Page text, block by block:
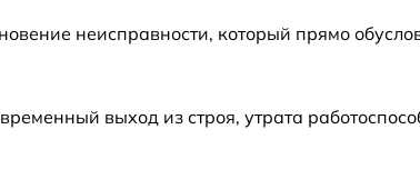
неисправности, который прямо
выход из строя, утрата